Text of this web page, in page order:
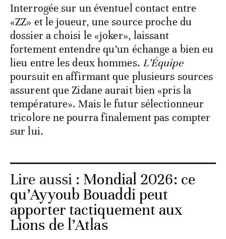
Interrogée sur un éventuel contact entre
«ZZ» et le joueur, une source proche du
dossier a choisi le «joker», laissant
fortement entendre qu’un échange a bien eu
lieu entre les deux hommes. L’Équipe
poursuit en affirmant que plusieurs sources
assurent que Zidane aurait bien «pris la
température». Mais le futur sélectionneur
tricolore ne pourra finalement pas compter
sur lui.
Lire aussi : Mondial 2026: ce
qu’Ayyoub Bouaddi peut
apporter tactiquement aux
Lions de l’Atlas